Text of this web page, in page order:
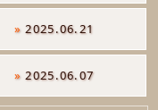
» 2025.06.21
» 2025.06.07